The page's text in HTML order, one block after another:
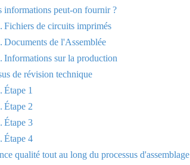
informations peut-on fournir ?
Fichiers de circuits imprimés
Documents de l'Assemblée
Informations sur la production
de révision technique
Étape 1
Étape 2
Étape 3
Étape 4
qualité tout au long du processus d'assemblage